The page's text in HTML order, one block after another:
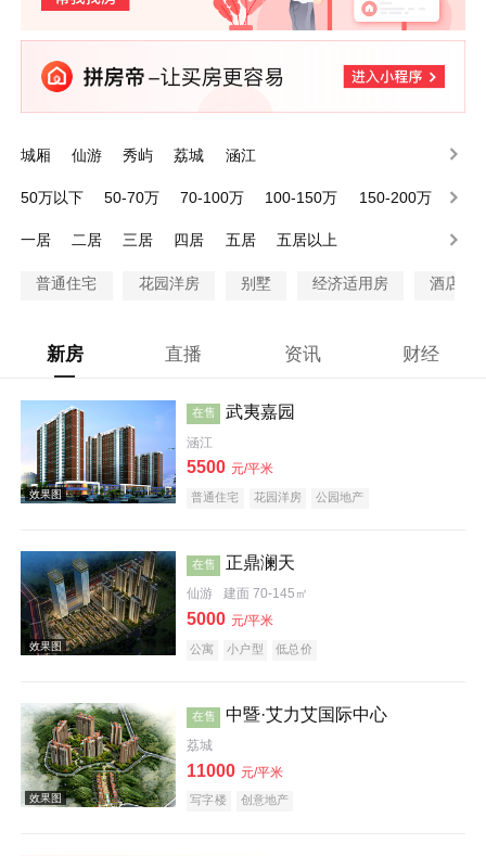
城厢 仙游 秀屿 荔城 涵江
50万以下 50-70万 70-100万 100-150万
150-200万
一居
二居 三居 四居 五居 五居以上
普通住宅 花园洋房 别墅 经济适用房 酒店式
新房 直播 资讯 财经
效果图
在售 武夷嘉园
涵江
5500 元/平米
普通住宅 花园洋房 公园地产
在售 正鼎澜天
仙游 建面 70-145㎡
5000 元/平米
公寓 小户型 低总价
在售 中暨·艾力艾国际中心
荔城
11000 元/平米
写字楼 创意地产